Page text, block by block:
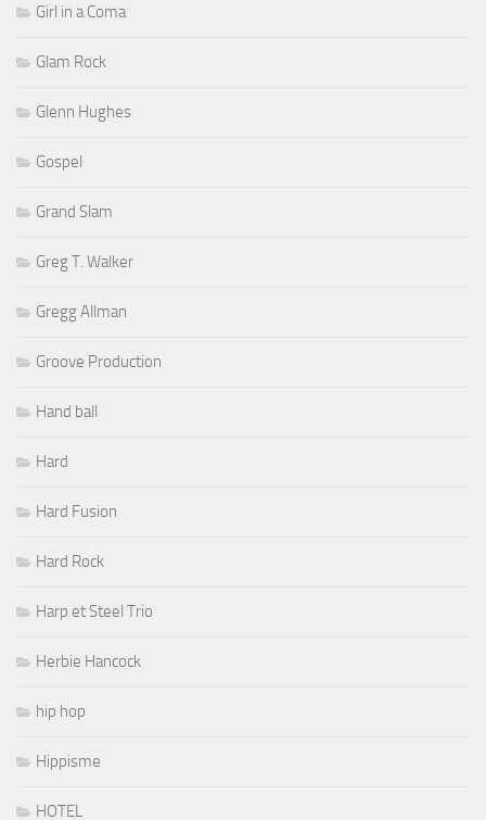
Girl in a Coma
Glam Rock
Glenn Hughes
Gospel
Grand Slam
Greg T. Walker
Gregg Allman
Groove Production
Hand ball
Hard
Hard Fusion
Hard Rock
Harp et Steel Trio
Herbie Hancock
hip hop
Hippisme
HOTEL